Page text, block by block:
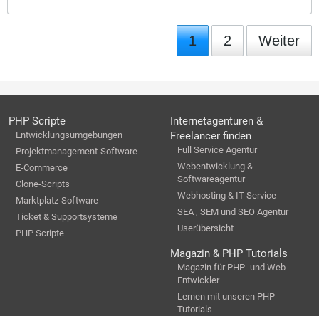
1 2 Weiter
PHP Scripte
Entwicklungsumgebungen
Projektmanagement-Software
E-Commerce
Clone-Scripts
Marktplatz-Software
Ticket & Supportsysteme
PHP Scripte
Internetagenturen &
Freelancer finden
Full Service Agentur
Webentwicklung &
Softwareagentur
Webhosting & IT-Service
SEA , SEM und SEO Agentur
Userübersicht
Magazin & PHP Tutorials
Magazin für PHP- und Web-
Entwickler
Lernen mit unseren PHP-
Tutorials